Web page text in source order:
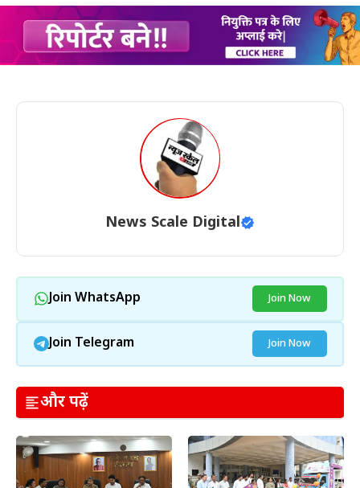
News Scale Digital
Join WhatsApp Join Now
Join Telegram Join Now
और पढ़ें